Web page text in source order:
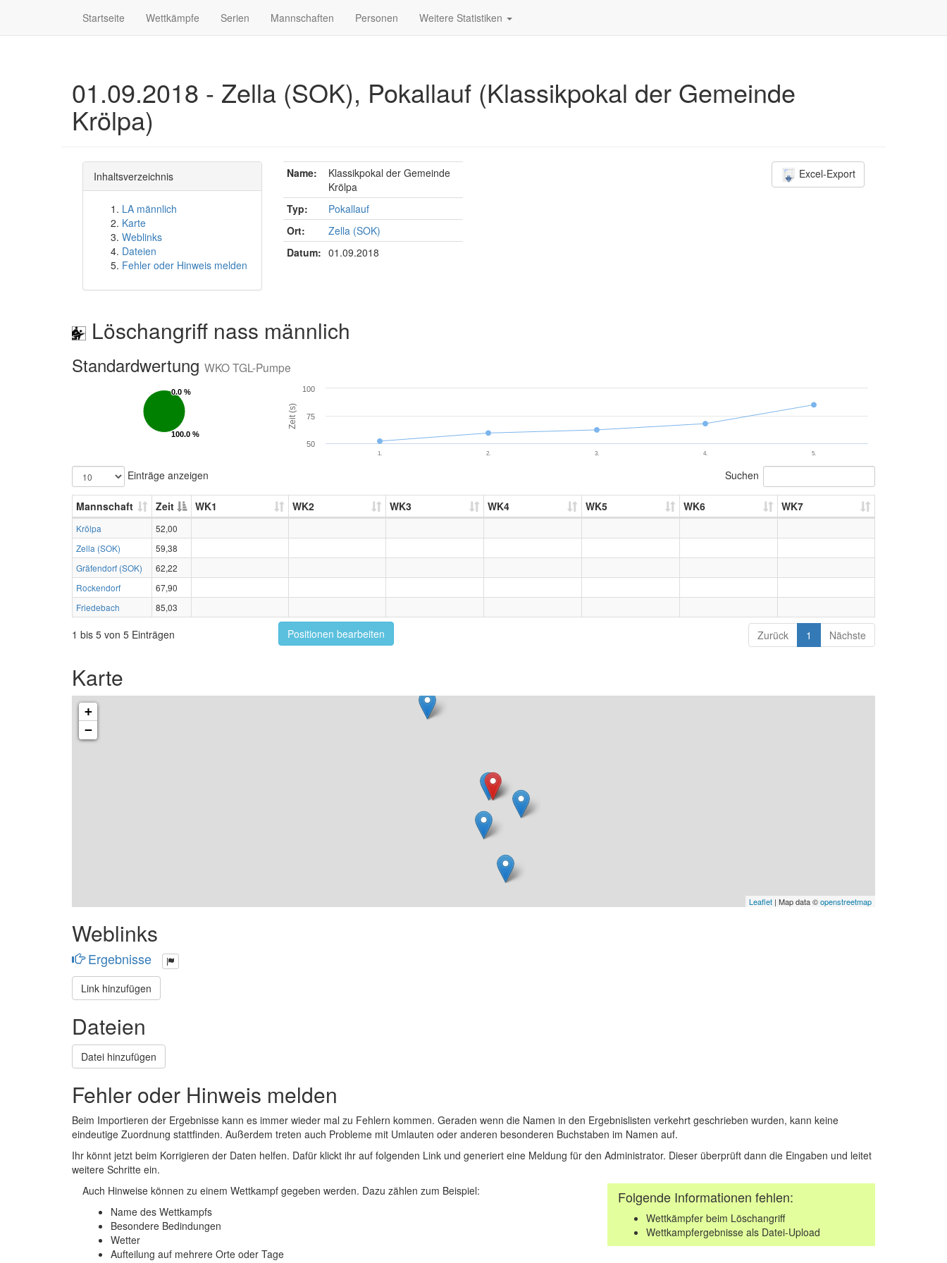
Startseite Wettkämpfe Serien Mannschaften Personen Weitere Statistiken
01.09.2018 - Zella (SOK), Pokallauf (Klassikpokal der Gemeinde
Krölpa)
Inhaltsverzeichnis
LA männlich
Karte
Weblinks
Dateien
Fehler oder Hinweis melden
Name:
Klassikpokal der Gemeinde
Krölpa
Typ:
Pokallauf
Ort:
Zella (SOK)
Datum: 01.09.2018
Excel-Export
Löschangriff nass männlich
Standardwertung WKO TGL-Pumpe
0.0 %
0.0 %
100.0 %
100.0 %
Zeit (s)
1. 2. 3. 4. 5.
50
75
100
Einträge anzeigen Suchen
Mannschaft Zeit WK1 WK2 WK3 WK4 WK5 WK6 WK7
Krölpa
52,00
Zella (SOK)
59,38
Gräfendorf (SOK)
62,22
Rockendorf
67,90
Friedebach
85,03
1 bis 5 von 5 Einträgen Positionen bearbeiten Zurück 1 Nächste
Karte
+
−
Leaflet | Map data ©openstreetmap
Weblinks
Ergebnisse
Link hinzufügen
Dateien
Datei hinzufügen
Fehler oder Hinweis melden
Beim Importieren der Ergebnisse kann es immer wieder mal zu Fehlern kommen. Geraden wenn die Namen in den Ergebnislisten verkehrt geschrieben wurden, kann keine
eindeutige Zuordnung stattfinden. Außerdem treten auch Probleme mit Umlauten oder anderen besonderen Buchstaben im Namen auf.
Ihr könnt jetzt beim Korrigieren der Daten helfen. Dafür klickt ihr auf folgenden Link und generiert eine Meldung für den Administrator. Dieser überprüft dann die Eingaben und leitet
weitere Schritte ein.
Auch Hinweise können zu einem Wettkampf gegeben werden. Dazu zählen zum Beispiel:
Name des Wettkampfs
Besondere Bedindungen
Wetter
Aufteilung auf mehrere Orte oder Tage
Folgende Informationen fehlen:
Wettkämpfer beim Löschangriff
Wettkampfergebnisse als Datei-Upload